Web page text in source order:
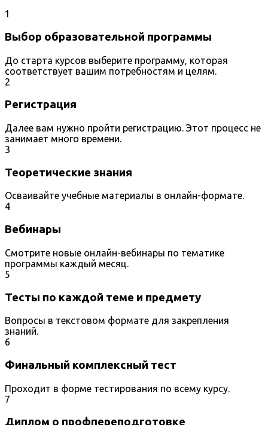
1
Выбор образовательной программы
До старта курсов выберите программу, которая
соответствует вашим потребностям и целям.
2
Регистрация
Далее вам нужно пройти регистрацию. Этот процесс не
занимает много времени.
3
Теоретические знания
Осваивайте учебные материалы в онлайн-формате.
4
Вебинары
Смотрите новые онлайн-вебинары по тематике
программы каждый месяц.
5
Тесты по каждой теме и предмету
Вопросы в текстовом формате для закрепления
знаний.
6
Финальный комплексный тест
Проходит в форме тестирования по всему курсу.
7
Диплом о профпереподготовке